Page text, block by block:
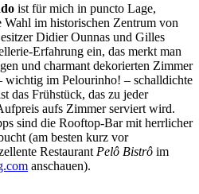
ist für mich in puncto Lage,
im historischen Zentrum von
Didier Ounnas und Gilles
Erfahrung ein, das merkt man
und charmant dekorierten Zimmer
wichtig im Pelourinho! – schalldichte
das Frühstück, das zu jeder
aufs Zimmer serviert wird.
sind die Rooftop-Bar mit herrlicher
(am besten kurz vor
Restaurant Pelô Bistrô im
anschauen).